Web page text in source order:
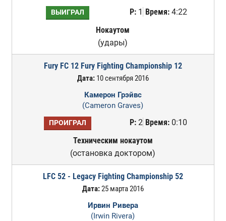
ВЫИГРАЛ Р:1 Время:4:22
Нокаутом
(удары)
Fury FC 12 Fury Fighting Championship 12
Дата:10 сентября 2016
Камерон Грэйвс
(Cameron Graves)
ПРОИГРАЛ Р:2 Время:0:10
Техническим нокаутом
(остановка доктором)
LFC 52 - Legacy Fighting Championship 52
Дата:25 марта 2016
Ирвин Ривера
(Irwin Rivera)